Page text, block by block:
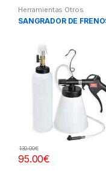
Herramientas Otros
SANGRADOR DE
95.00€
130.00€